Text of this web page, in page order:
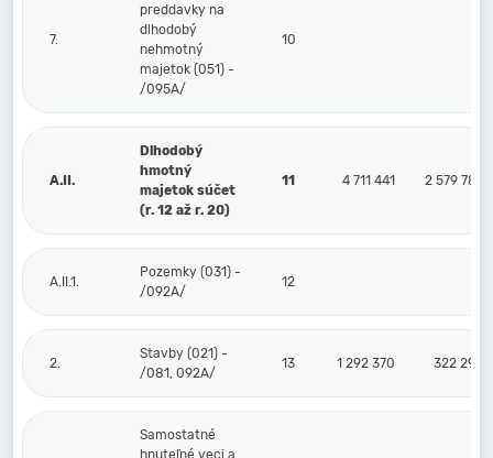
7.
preddavky na
dlhodobý
nehmotný
majetok (051) -
/095A/
10
A.II.
Dlhodobý
hmotný
majetok súčet
(r. 12 až r. 20)
11 4 711 441 2 579 783
A.II.1.
Pozemky (031) -
/092A/
12
2.
Stavby (021) -
/081, 092A/
13 1 292 370 322 290
Samostatné
hnuteľné veci a